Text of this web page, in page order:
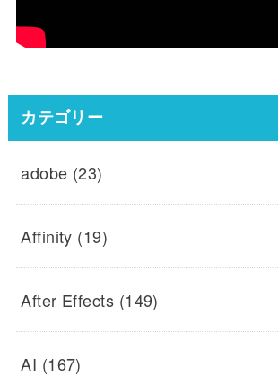
カテゴリー
adobe (23)
Affinity (19)
After Effects (149)
AI (167)